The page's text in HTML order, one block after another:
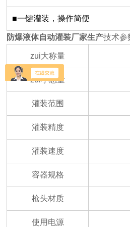
■一键灌装，操作简便
防爆液体自动灌装厂家生产技术参
zui大称量
zui小感量
灌装范围
灌装精度
灌装速度
容器规格
枪头材质
使用电源